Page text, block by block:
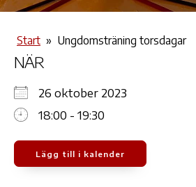
Start » Ungdomsträning torsdagar
NÄR
26 oktober 2023
18:00 - 19:30
Lägg till i kalender